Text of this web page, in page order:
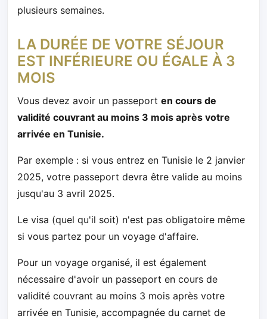
plusieurs semaines.
LA DURÉE DE VOTRE SÉJOUR
EST INFÉRIEURE OU ÉGALE À 3
MOIS
Vous devez avoir un passeport en cours de
validité couvrant au moins 3 mois après votre
arrivée en Tunisie.
Par exemple : si vous entrez en Tunisie le 2 janvier
2025, votre passeport devra être valide au moins
jusqu'au 3 avril 2025.
Le visa (quel qu'il soit) n'est pas obligatoire même
si vous partez pour un voyage d'affaire.
Pour un voyage organisé, il est également
nécessaire d'avoir un passeport en cours de
validité couvrant au moins 3 mois après votre
arrivée en Tunisie, accompagnée du carnet de